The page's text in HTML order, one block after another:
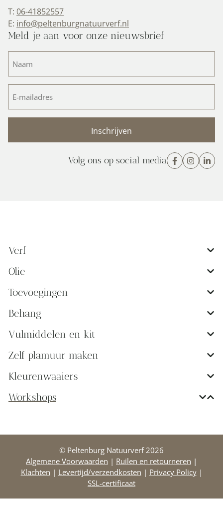
T: 06-41852557
E: info@peltenburgnatuurverf.nl
Meld je aan voor onze nieuwsbrief
(Vereist)
mailadres
Volg ons op social media
Verf
Olie
Toevoegingen
Behang
Vulmiddelen en kit
Zelf plamuur maken
Kleurenwaaiers
Workshops
© Peltenburg Natuurverf 2026
Algemene Voorwaarden | Ruilen en retourneren |
Klachten | Levertijd/verzendkosten | Privacy Policy|
SSL-certificaat